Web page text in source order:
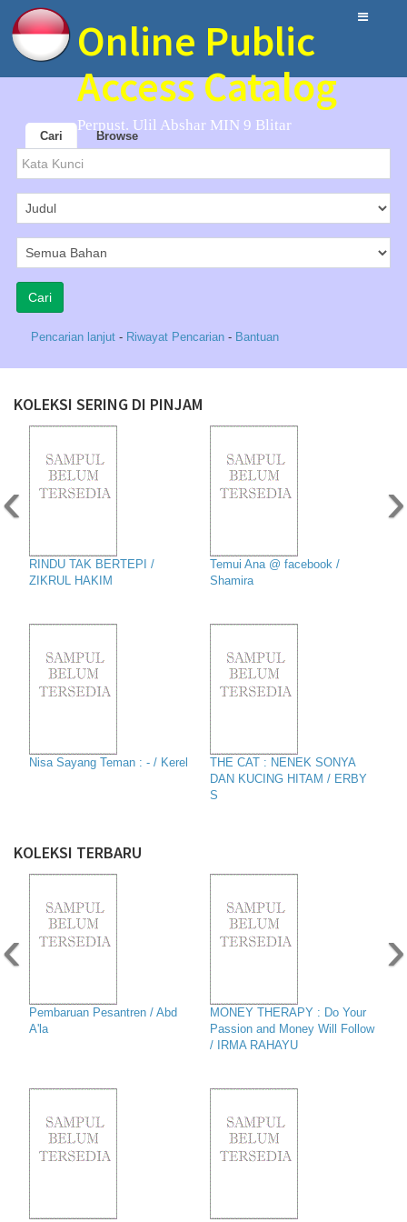
Online Public
Access Catalog
Perpust. Ulil Abshar MIN 9 Blitar
Cari Browse
Pencarian lanjut - Riwayat Pencarian - Bantuan
KOLEKSI SERING DI PINJAM
RINDU TAK BERTEPI /
ZIKRUL HAKIM
Temui Ana @ facebook /
Shamira
Nisa Sayang Teman : - / Kerel
THE CAT : NENEK SONYA
DAN KUCING HITAM / ERBY
S
‹ ›
KOLEKSI TERBARU
Pembaruan Pesantren / Abd
A'la
MONEY THERAPY : Do Your
Passion and Money Will Follow
/ IRMA RAHAYU
‹ ›